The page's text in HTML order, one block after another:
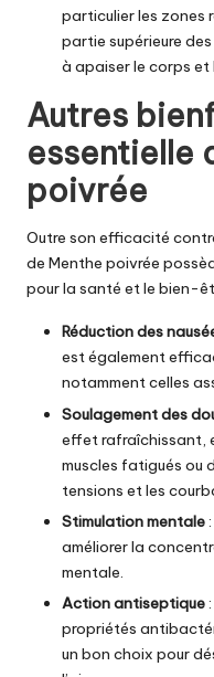
particulier les zones
partie supérieure
à apaiser le corps et
Autres
essentielle
poivrée
Outre son efficacité
de Menthe poivrée
pour la santé et le bien-
Réduction des
est également
notamment celles
Soulagement des
effet rafraîchissant,
muscles fatigués ou
tensions et les
Stimulation mentale
améliorer la
mentale.
Action antiseptique
propriétés
un bon choix pour